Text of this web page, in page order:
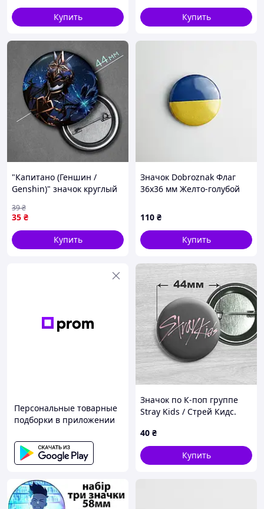
Купить Купить
"Капитано (Геншин /
Genshin)" значок круглый
35 ₴
39₴
Купить
Значок Dobroznak Флаг
36х36 мм Желто-голубой
110 ₴
Купить
Персональные товарные
подборки в приложении
Значок по К-поп группе
Stray Kids / Стрей Кидс.
40 ₴
Купить